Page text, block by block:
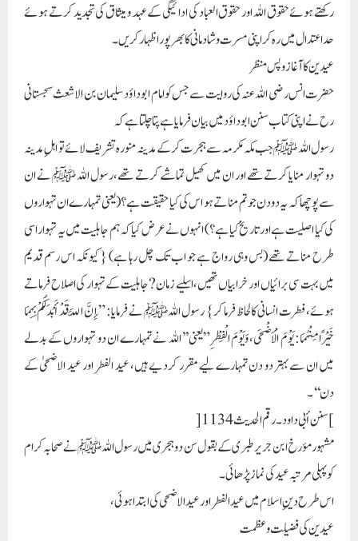
رکھتے ہوئے حقوق اللہ اور حقوق العباد کی ادائیگی کے عہد و میثاق کی تجدید کرتے ہوئے
حد اعتدال میں رہ کر اپنی مسرت و شادمانی کا بھر پور اظہار کریں۔
عیدین کا آغاز و پس منظر
حضرت انس رضی اللہ عنہ کی روایت سے جس کو امام ابو داؤد سلیمان بن الاشعث سجستانی
رح نے اپنی کتاب سنن ابوداؤد میں بیان فرمایا ہے پتا چلتا ہے کہ
رسول اللہ ﷺ جب مکہ مکرمہ سے ہجرت کرکے مدینہ منورہ تشریف لائے تو اہلِ مدینہ
دو تہوار منایا کرتے تھے اور ان میں کھیل تماشے کرتے تھے، رسول اللہ ﷺ نے ان
سے پوچھا کہ یہ دو دن جو تم مناتے ہو اس کی کیا حقیقت ہے؟ (یعنی تمہارے ان تہواروں
کی کیا اصلیت ہے اور تاریخ کیا ہے؟) انہوں نے عرض کیا کہ ہم جاہلیت میں یہ تہوار اسی
طرح مناتے تھے (بس وہی رواج ہے جو اب تک چل رہا ہے) { کیونکہ اس رسم قدیم
میں بہت سی برائیاں اور خرابیاں تھیں، اسلیے زمان? جاہلیت کے تہوار کی اصلاح فرما تے
ہوئے،فطرت انسانی کا لحاظ فرما کر} رسول اللہ ﷺ نے فرمایا: ” إِنَّ اللَّہَ قَدْ أَبْدَلَکُمْ بِہِمَا
خَیْرًا مِنْہُمَا: یَوْمَ الْأَضْحَی، وَیَوْمَ الْفِطْرِ ”یعنی ’’اللہ نے تمہارے ان دو تہواروں کے بدلے
میں ان سے بہتر دو دن تمہارے لیے مقرر کردیے ہیں، عید الفطر اور عید الاضحیٰ کے
دن‘‘۔
]سنن أبی داود۔ رقم الحدیث 1134[
مشہور مؤرخ ابن جریر طبری کے بقول سن دوہجری میں رسول اللہ ﷺ نے صحابہ کرام
کو پہلی مرتبہ عید کی نماز پڑھائی۔
اس طرح دینِ اسلام میں عید الفطر اور عید الاضحی کی ابتدا ہوئی،
عیدین کی فضلیت و عظمت